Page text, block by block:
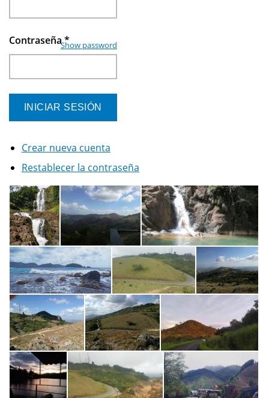
Contraseña*
Show password
Crear nueva cuenta
Restablecer la contraseña